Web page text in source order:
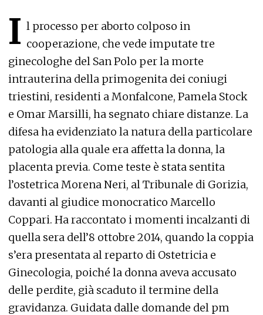
I l processo per aborto colposo in
cooperazione, che vede imputate tre
ginecologhe del San Polo per la morte
intrauterina della primogenita dei coniugi
triestini, residenti a Monfalcone, Pamela Stock
e Omar Marsilli, ha segnato chiare distanze. La
difesa ha evidenziato la natura della particolare
patologia alla quale era affetta la donna, la
placenta previa. Come teste è stata sentita
l’ostetrica Morena Neri, al Tribunale di Gorizia,
davanti al giudice monocratico Marcello
Coppari. Ha raccontato i momenti incalzanti di
quella sera dell’8 ottobre 2014, quando la coppia
s’era presentata al reparto di Ostetricia e
Ginecologia, poiché la donna aveva accusato
delle perdite, già scaduto il termine della
gravidanza. Guidata dalle domande del pm